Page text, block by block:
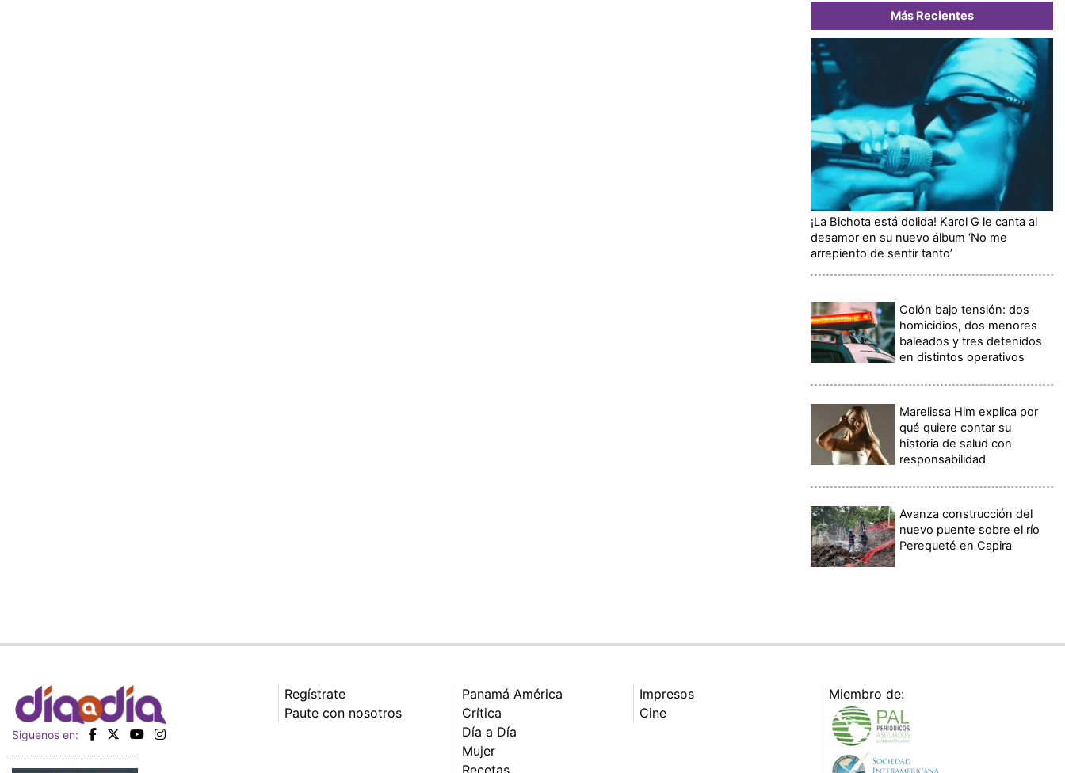
Más Recientes
¡La Bichota está dolida! Karol G le canta al
desamor en su nuevo álbum ‘No me
arrepiento de sentir tanto’
Colón bajo tensión: dos
homicidios, dos menores
baleados y tres detenidos
en distintos operativos
Marelissa Him explica por
qué quiere contar su
historia de salud con
responsabilidad
Avanza construcción del
nuevo puente sobre el río
Perequeté en Capira
Siguenos en:
Regístrate
Paute con nosotros
Panamá América
Crítica
Día a Día
Mujer
Recetas
Impresos
Cine
Miembro de: